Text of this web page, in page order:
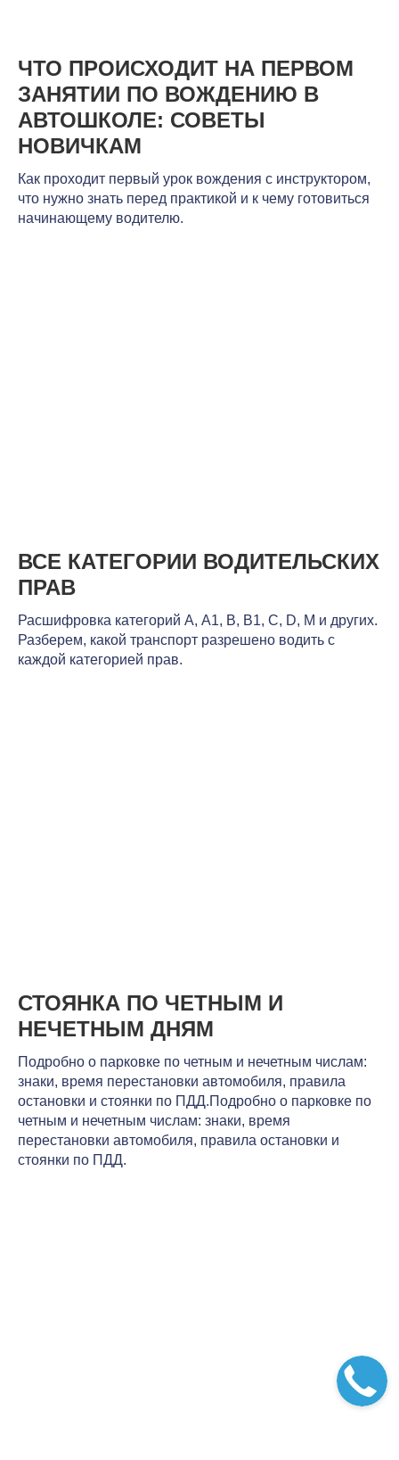
ЧТО ПРОИСХОДИТ НА ПЕРВОМ
ЗАНЯТИИ ПО ВОЖДЕНИЮ В
АВТОШКОЛЕ: СОВЕТЫ
НОВИЧКАМ
Как проходит первый урок вождения с инструктором,
что нужно знать перед практикой и к чему готовиться
начинающему водителю.
ВСЕ КАТЕГОРИИ ВОДИТЕЛЬСКИХ
ПРАВ
Расшифровка категорий А, А1, В, В1, С, D, М и других.
Разберем, какой транспорт разрешено водить с
каждой категорией прав.
СТОЯНКА ПО ЧЕТНЫМ И
НЕЧЕТНЫМ ДНЯМ
Подробно о парковке по четным и нечетным числам:
знаки, время перестановки автомобиля, правила
остановки и стоянки по ПДД.Подробно о парковке по
четным и нечетным числам: знаки, время
перестановки автомобиля, правила остановки и
стоянки по ПДД.